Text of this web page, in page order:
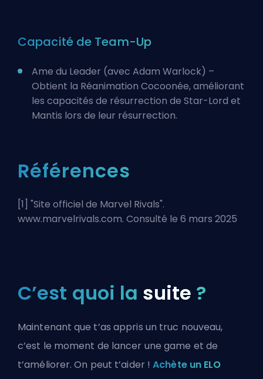
Capacité de Team-Up
Ame du Leader (avec Adam Warlock) –
Obtient la Réanimation Cocoonée, améliorant
les capacités de résurrection de Star-Lord et
Mantis lors de leur résurrection.
Références
[1] "Site officiel de Marvel Rivals".
www.marvelrivals.com. Consulté le 6 mars 2025
C’est quoi la suite ?
Maintenant que t’as appris un truc nouveau,
c’est le moment de lancer une game et de
t’améliorer. On peut t’aider !Achète un ELO